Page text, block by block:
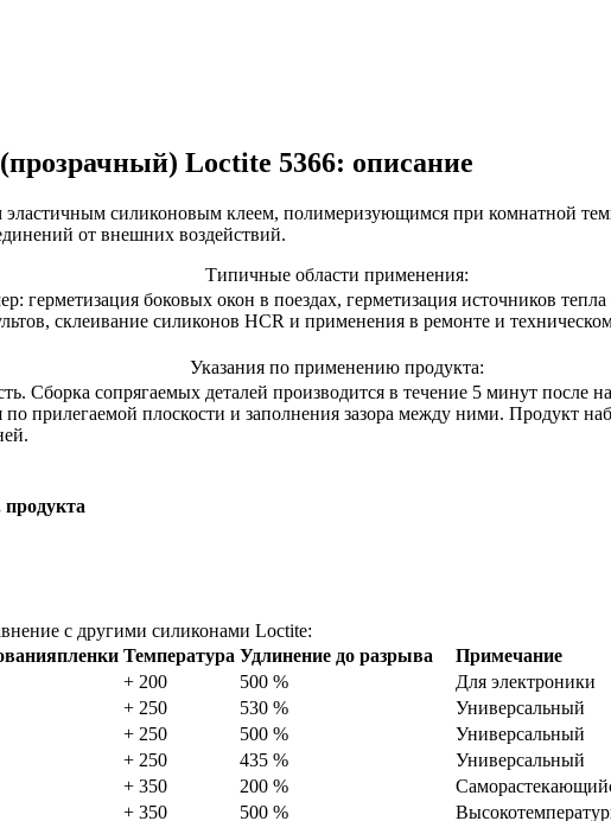
Loctite 5366: описание
силиконовым клеем, полимеризующимся при комнатной
от внешних воздействий.
Типичные области применения:
герметизация боковых окон в поездах, герметизация источников
склеивание силиконов HCR и применения в ремонте и
Указания по применению продукта:
Сборка сопрягаемых деталей производится в течение 5 минут
прилегаемой плоскости и заполнения зазора между ними. Продукт
с другими силиконами Loctite:
пленки Температура Удлинение до разрыва
Примечание
+ 200 500 %
Для электроники
+ 250 530 %
Универсальный
+ 250 500 %
Универсальный
+ 250 435 %
Универсальный
+ 350 200 %
+ 350 500 %